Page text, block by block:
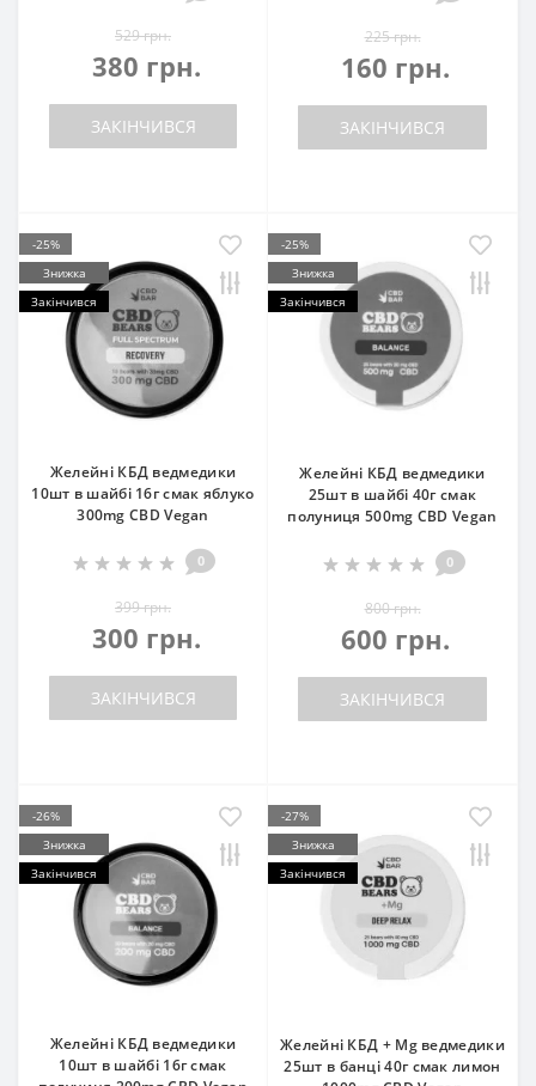
529 грн.
380 грн.
ЗАКІНЧИВСЯ
225 грн.
160 грн.
ЗАКІНЧИВСЯ
-25%
Знижка
Закінчився
Желейні КБД ведмедики
10шт в шайбі 16г смак яблуко
300mg CBD Vegan
0
399 грн.
300 грн.
ЗАКІНЧИВСЯ
-25%
Знижка
Закінчився
Желейні КБД ведмедики
25шт в шайбі 40г смак
полуниця 500mg CBD Vegan
0
800 грн.
600 грн.
ЗАКІНЧИВСЯ
-26%
Знижка
Закінчився
Желейні КБД ведмедики
10шт в шайбі 16г смак
-27%
Знижка
Закінчився
Желейні КБД + Mg ведмедики
25шт в банці 40г смак лимон